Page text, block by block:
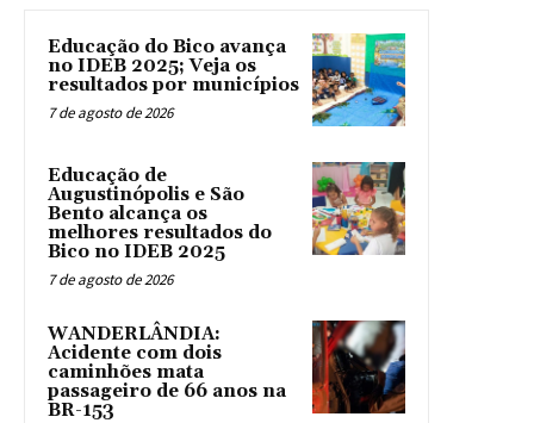
Educação do Bico avança
no IDEB 2025; Veja os
resultados por municípios
7 de agosto de 2026
Educação de
Augustinópolis e São
Bento alcança os
melhores resultados do
Bico no IDEB 2025
7 de agosto de 2026
WANDERLÂNDIA:
Acidente com dois
caminhões mata
passageiro de 66 anos na
BR-153